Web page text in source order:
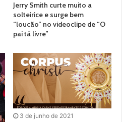
Jerry Smith curte muito a
solteirice e surge bem
“loucão” no videoclipe de “O
pai tá livre”
3 de junho de 2021